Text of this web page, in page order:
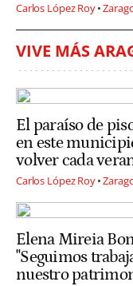
Carlos López Roy
VIVE MÁS
El paraíso de
en este
volver cada
Carlos López Roy
Elena Mireia
"Seguimos
nuestro